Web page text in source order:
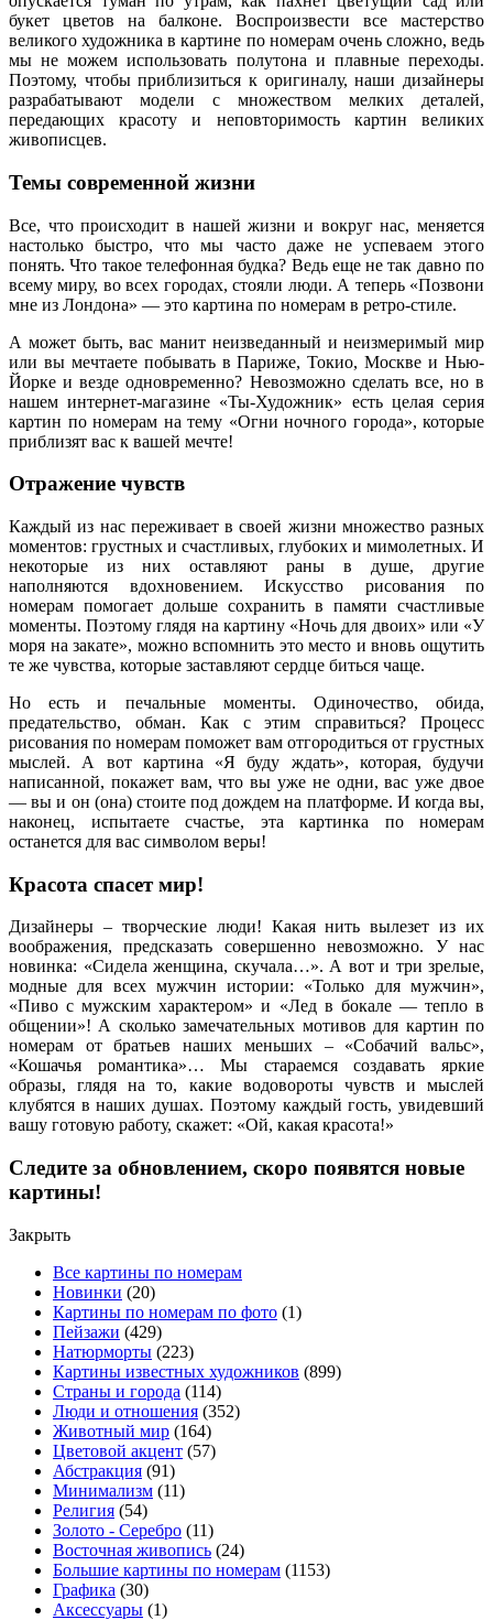
букет цветов на балконе. Воспроизвести все мастерство
великого художника в картине по номерам очень сложно, ведь
мы не можем использовать полутона и плавные переходы.
Поэтому, чтобы приблизиться к оригиналу, наши дизайнеры
разрабатывают модели с множеством мелких деталей,
передающих красоту и неповторимость картин великих
живописцев.
Темы современной жизни
Все, что происходит в нашей жизни и вокруг нас, меняется
настолько быстро, что мы часто даже не успеваем этого
понять. Что такое телефонная будка? Ведь еще не так давно по
всему миру, во всех городах, стояли люди. А теперь «Позвони
мне из Лондона» — это картина по номерам в ретро-стиле.
А может быть, вас манит неизведанный и неизмеримый мир
или вы мечтаете побывать в Париже, Токио, Москве и Нью-
Йорке и везде одновременно? Невозможно сделать все, но в
нашем интернет-магазине «Ты-Художник» есть целая серия
картин по номерам на тему «Огни ночного города», которые
приблизят вас к вашей мечте!
Отражение чувств
Каждый из нас переживает в своей жизни множество разных
моментов: грустных и счастливых, глубоких и мимолетных. И
некоторые из них оставляют раны в душе, другие
наполняются вдохновением. Искусство рисования по
номерам помогает дольше сохранить в памяти счастливые
моменты. Поэтому глядя на картину «Ночь для двоих» или «У
моря на закате», можно вспомнить это место и вновь ощутить
те же чувства, которые заставляют сердце биться чаще.
Но есть и печальные моменты. Одиночество, обида,
предательство, обман. Как с этим справиться? Процесс
рисования по номерам поможет вам отгородиться от грустных
мыслей. А вот картина «Я буду ждать», которая, будучи
написанной, покажет вам, что вы уже не одни, вас уже двое
— вы и он (она) стоите под дождем на платформе. И когда вы,
наконец, испытаете счастье, эта картинка по номерам
останется для вас символом веры!
Красота спасет мир!
Дизайнеры – творческие люди! Какая нить вылезет из их
воображения, предсказать совершенно невозможно. У нас
новинка: «Сидела женщина, скучала…». А вот и три зрелые,
модные для всех мужчин истории: «Только для мужчин»,
«Пиво с мужским характером» и «Лед в бокале — тепло в
общении»! А сколько замечательных мотивов для картин по
номерам от братьев наших меньших – «Собачий вальс»,
«Кошачья романтика»… Мы стараемся создавать яркие
образы, глядя на то, какие водовороты чувств и мыслей
клубятся в наших душах. Поэтому каждый гость, увидевший
вашу готовую работу, скажет: «Ой, какая красота!»
Следите за обновлением, скоро появятся новые
картины!
Закрыть
Все картины по номерам
Новинки (20)
Картины по номерам по фото (1)
Пейзажи (429)
Натюрморты (223)
Картины известных художников (899)
Страны и города (114)
Люди и отношения (352)
Животный мир (164)
Цветовой акцент (57)
Абстракция (91)
Минимализм (11)
Религия (54)
Золото - Серебро (11)
Восточная живопись (24)
Большие картины по номерам (1153)
Графика (30)
Аксессуары (1)